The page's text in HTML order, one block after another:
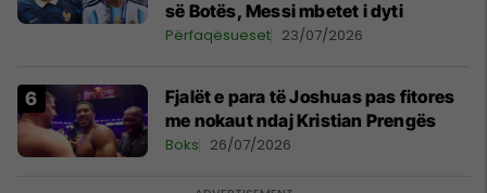
së Botës, Messi mbetet i dyti
Përfaqësueset 23/07/2026
Fjalët e para të Joshuas pas fitores
me nokaut ndaj Kristian Prengës
Boks 26/07/2026